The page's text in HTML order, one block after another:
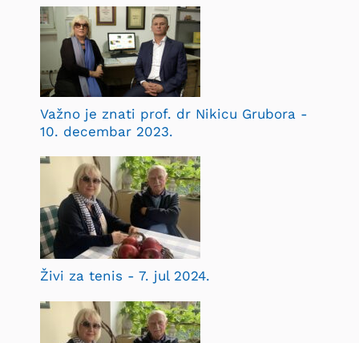
Važno je znati prof. dr Nikicu Grubora -
10. decembar 2023.
Živi za tenis - 7. jul 2024.